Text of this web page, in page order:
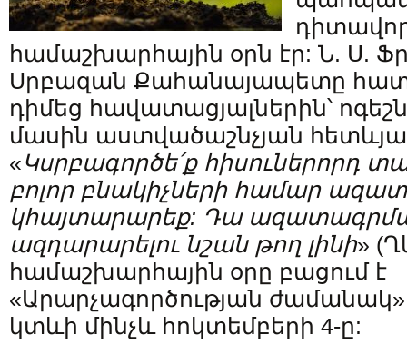
համաշխարհային օրն էր: Ն. Ս.
Սրբազան Քահանայապետը
դիմեց հավատացյալներին՝
մասին աստվածաշնչյան
«Կսրբագործե՛ք հիսուներորդ
բոլոր բնակիչների համար
կհայտարարեք: Դա
ազդարարելու նշան թող լինի»
համաշխարհային օրը բացում է
«Արարչագործության
կտևի մինչև հոկտեմբերի 4-ը: